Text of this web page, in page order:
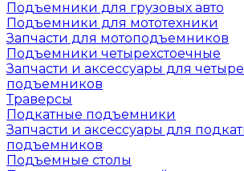
Подъемники для грузовых авто
Подъемники для мототехники
Запчасти для мотоподъемников
Подъемники четырехстоечные
Запчасти и аксессуары для
подъемников
Траверсы
Подкатные подъемники
Запчасти и аксессуары для
подъемников
Подъемные столы